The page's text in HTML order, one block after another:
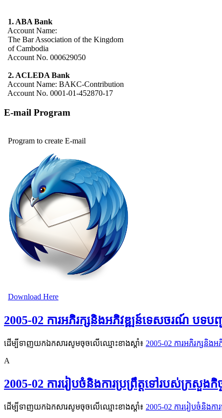
1. ABA Bank
Account Name:
The Bar Association of the Kingdom
of Cambodia
Account No. 000629050
2. ACLEDA Bank
Account Name: BAKC-Contribution
Account No. 0001-01-452870-17
E-mail Program
Program to create E-mail
Download Here
2005-02 ការអភិរក្សនិងអភិវឌ្ឍន៍ទេសចរណ៍ បទប
ដើម្បីទាញយកឯកសារសូមចុចលើឈ្មោះខាងស្តាំ៖ 2005-02 ការអភិរក្សនិ
A
2005-02 ការរៀបចំនិងការប្រព្រឹត្តទៅរបស់ក្រសួងកិ
ដើម្បីទាញយកឯកសារសូមចុចលើឈ្មោះខាងស្តាំ៖ 2005-02 ការរៀបចំនិងក